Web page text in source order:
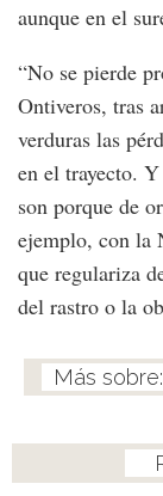
aunque en el
“No se pierde
Ontiveros, tras
verduras las
en el trayecto.
son porque de
ejemplo, con la
que regulariza
del rastro o la